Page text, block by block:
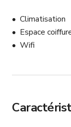
Climatisation
Espace
Wifi